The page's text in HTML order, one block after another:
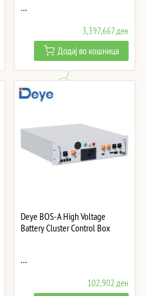
…
3,397,667ден
Додај во кошница
Deye BOS-A High Voltage
Battery Cluster Control Box
…
102,902 ден